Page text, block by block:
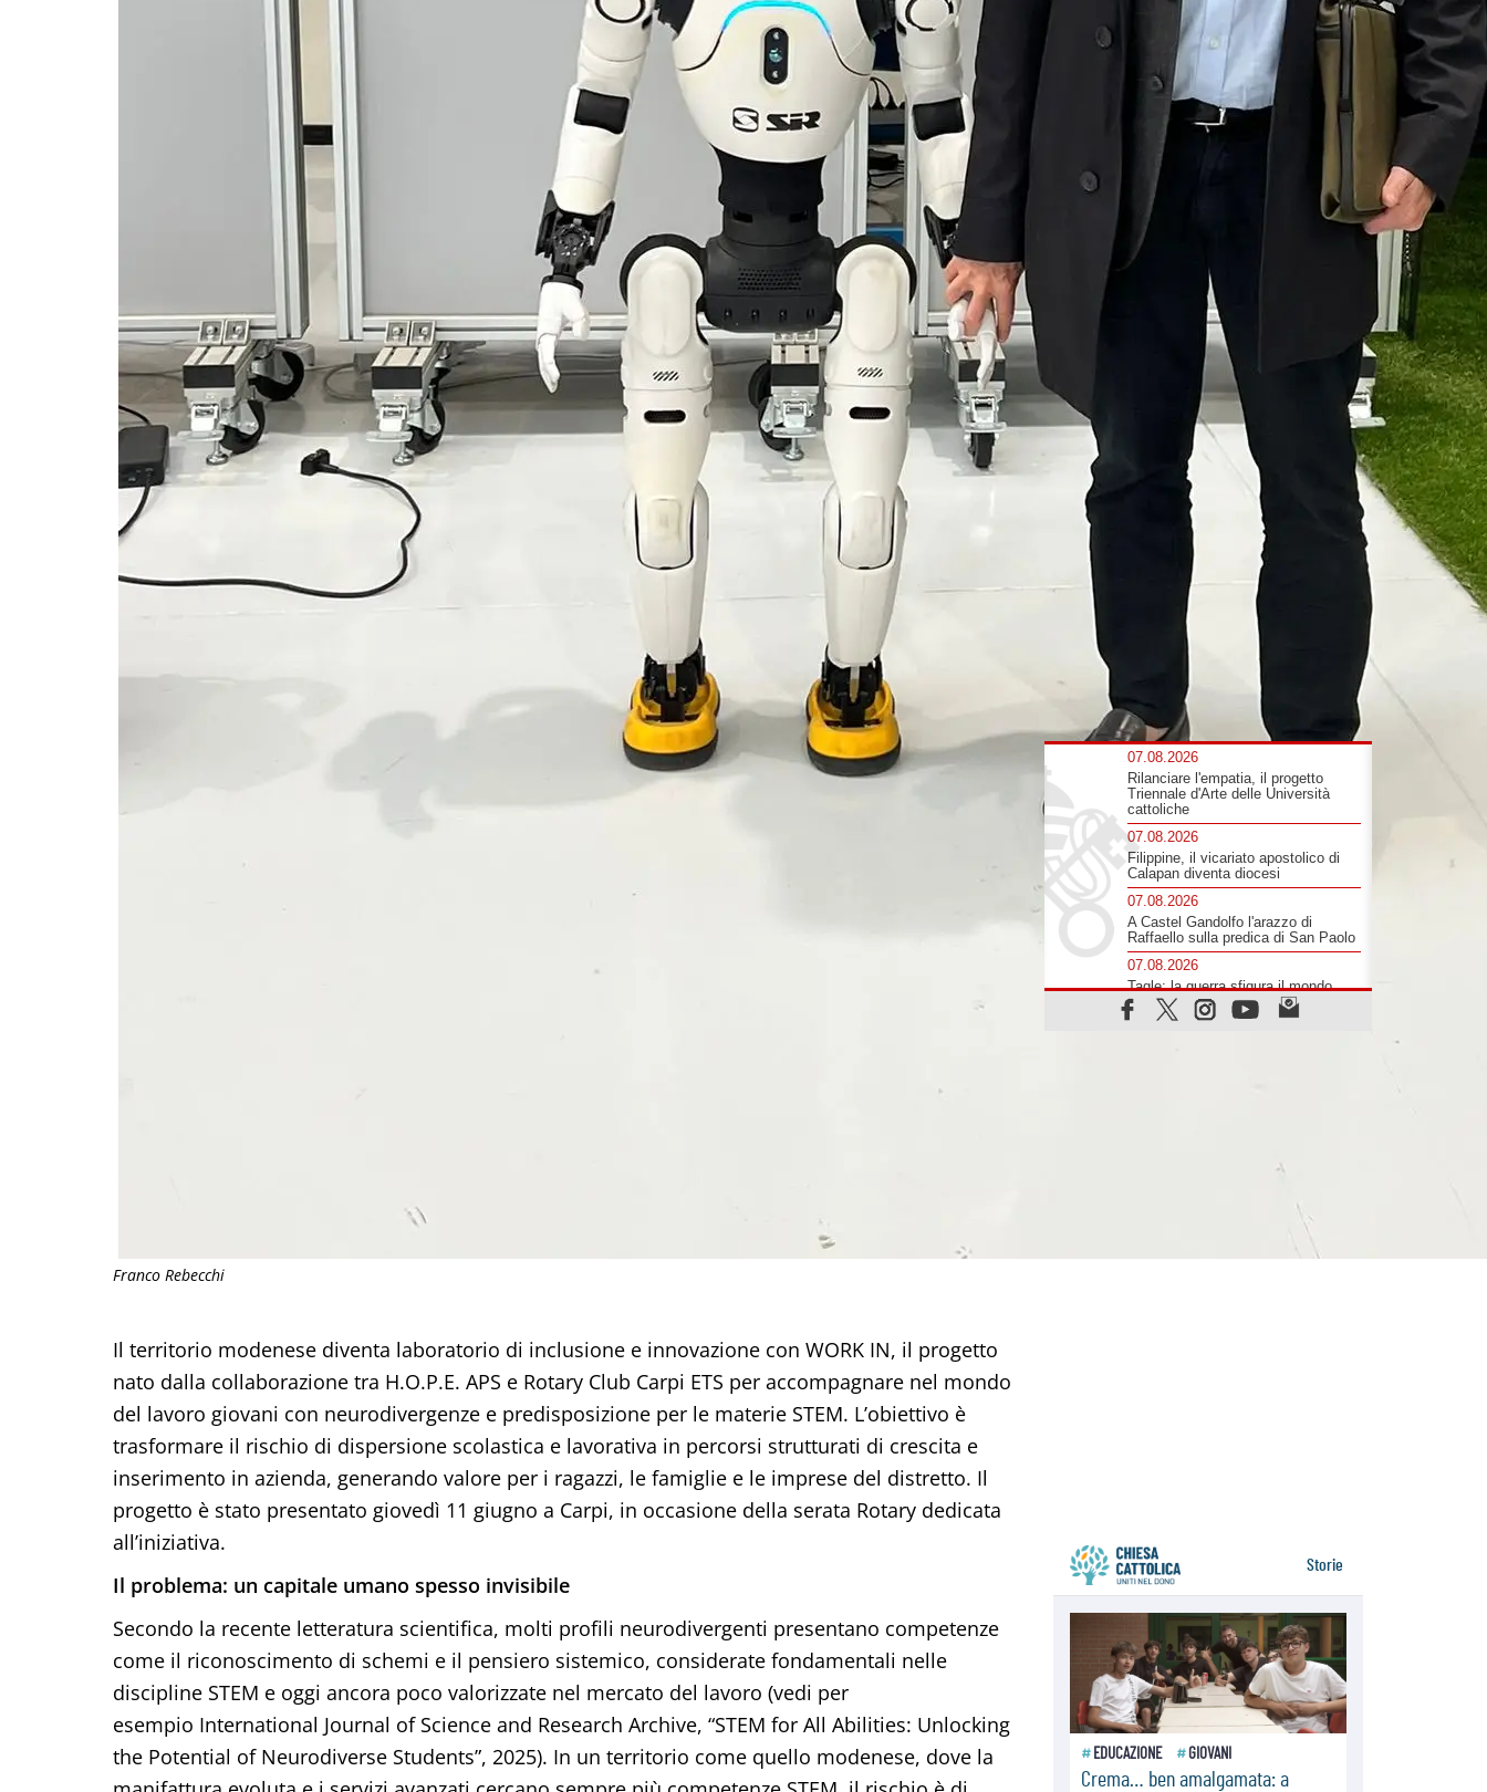
Franco Rebecchi
Il territorio modenese diventa laboratorio di inclusione e innovazione con WORK IN, il progetto
nato dalla collaborazione tra H.O.P.E. APS e Rotary Club Carpi ETS per accompagnare nel mondo
del lavoro giovani con neurodivergenze e predisposizione per le materie STEM. L’obiettivo è
trasformare il rischio di dispersione scolastica e lavorativa in percorsi strutturati di crescita e
inserimento in azienda, generando valore per i ragazzi, le famiglie e le imprese del distretto. Il
progetto è stato presentato giovedì 11 giugno a Carpi, in occasione della serata Rotary dedicata
all’iniziativa.
Il problema: un capitale umano spesso invisibile
Secondo la recente letteratura scientifica, molti profili neurodivergenti presentano competenze
come il riconoscimento di schemi e il pensiero sistemico, considerate fondamentali nelle
discipline STEM e oggi ancora poco valorizzate nel mercato del lavoro (vedi per
esempio International Journal of Science and Research Archive, “STEM for All Abilities: Unlocking
the Potential of Neurodiverse Students”, 2025). In un territorio come quello modenese, dove la
07.08.2026
Rilanciare l'empatia, il progetto
Triennale d'Arte delle Università
cattoliche
07.08.2026
Filippine, il vicariato apostolico di
Calapan diventa diocesi
07.08.2026
A Castel Gandolfo l'arazzo di
Raffaello sulla predica di San Paolo
07.08.2026
Tagle: la guerra sfigura il mondo,
solo la rivelazione di Dio lo
trasfigura
Honduras, gli sfollati invisibili di una